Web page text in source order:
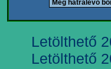
Letölthető
Letölthető